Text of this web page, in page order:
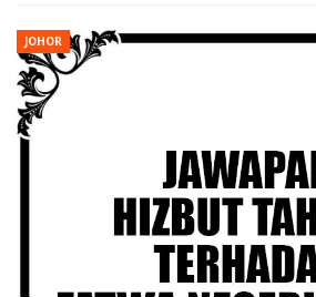
JOHOR